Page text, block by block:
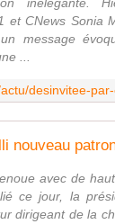
et CNews Sonia
message
...
avec de
ce jour, la
dirigeant de la